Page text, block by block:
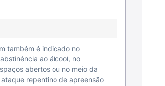
também é indicado no
ao álcool, no
abertos ou no meio da
repentino de apreensão